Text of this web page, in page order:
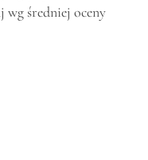
wg średniej oceny